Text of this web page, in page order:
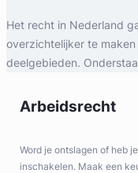
Het recht in Nederland
overzichtelijker te
deelgebieden.
Arbeidsrecht
Word je ontslagen of heb
inschakelen. Maak een